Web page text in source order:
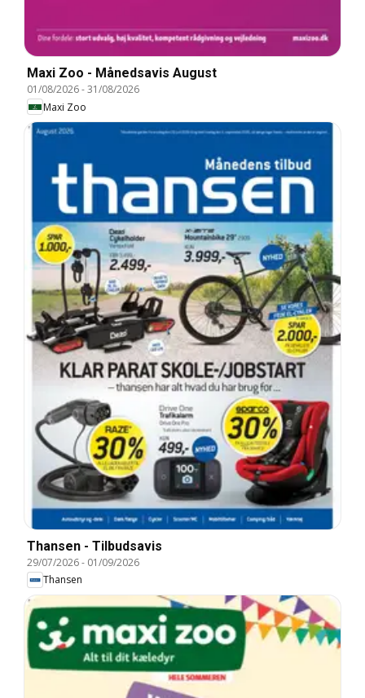
Maxi Zoo - Månedsavis August
01/08/2026-31/08/2026
Maxi Zoo
Thansen - Tilbudsavis
29/07/2026- 01/09/2026
Thansen